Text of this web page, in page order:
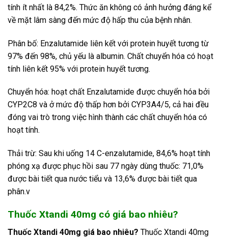
tính ít nhất là 84,2%. Thức ăn không có ảnh hưởng đáng kể
về mặt lâm sàng đến mức độ hấp thu của bệnh nhân.
Phân bố: Enzalutamide liên kết với protein huyết tương từ
97% đến 98%, chủ yếu là albumin. Chất chuyển hóa có hoạt
tính liên kết 95% với protein huyết tương.
Chuyển hóa: hoạt chất Enzalutamide được chuyển hóa bởi
CYP2C8 và ở mức độ thấp hơn bởi CYP3A4/5, cả hai đều
đóng vai trò trong việc hình thành các chất chuyển hóa có
hoạt tính.
Thải trừ: Sau khi uống 14 C-enzalutamide, 84,6% hoạt tính
phóng xạ được phục hồi sau 77 ngày dùng thuốc: 71,0%
được bài tiết qua nước tiểu và 13,6% được bài tiết qua
phân.v
Thuốc Xtandi 40mg có giá bao nhiêu?
Thuốc Xtandi 40mg giá bao nhiêu? Thuốc Xtandi 40mg